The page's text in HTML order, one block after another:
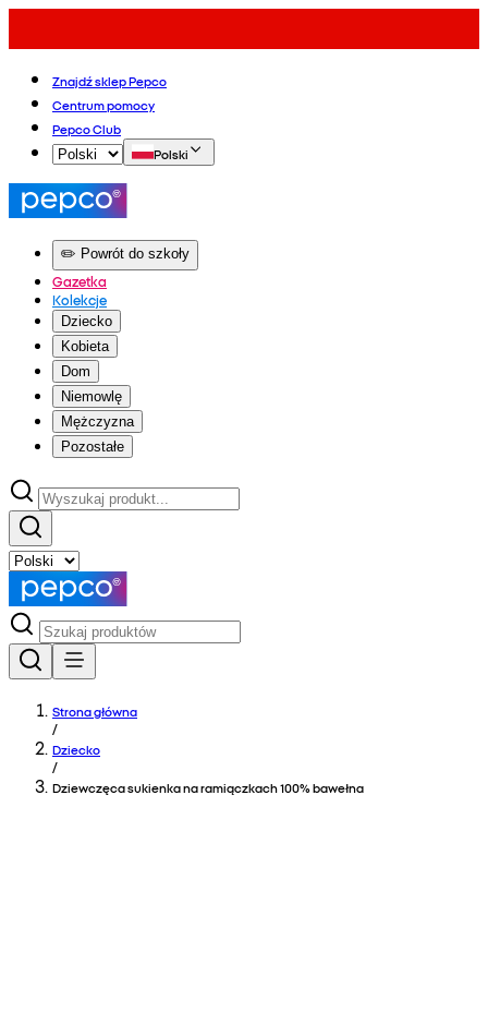
Znajdź sklep Pepco
Centrum pomocy
Pepco Club
Polski
✏️ Powrót do szkoły
Gazetka
Kolekcje
Dziecko
Kobieta
Dom
Niemowlę
Mężczyzna
Pozostałe
Strona główna
/
Dziecko
/
Dziewczęca sukienka na ramiączkach 100% bawełna